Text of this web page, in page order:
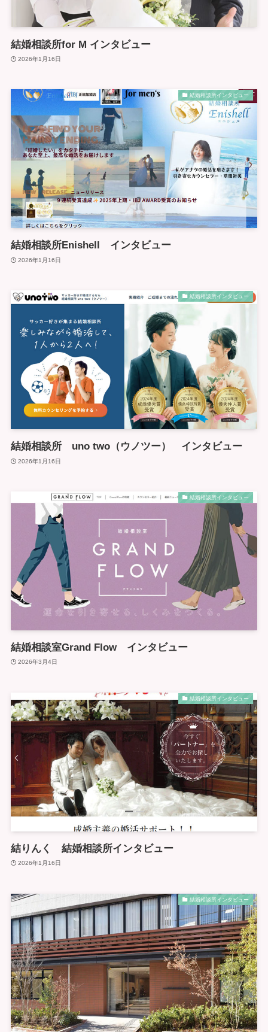
結婚相談所for M インタビュー
2026年1月16日
結婚相談所インタビュー
結婚相談所Enishell インタビュー
2026年1月16日
結婚相談所インタビュー
結婚相談所 uno two（ウノツー） インタビュー
2026年1月16日
結婚相談所インタビュー
結婚相談室Grand Flow インタビュー
2026年3月4日
結婚相談所インタビュー
結りんく 結婚相談所インタビュー
2026年1月16日
結婚相談所インタビュー